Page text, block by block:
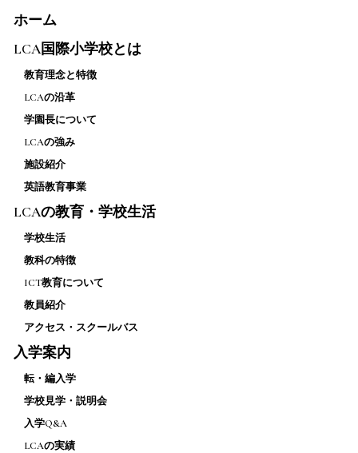
ホーム
LCA国際小学校とは
教育理念と特徴
LCAの沿革
学園長について
LCAの強み
施設紹介
英語教育事業
LCAの教育・学校生活
学校生活
教科の特徴
ICT教育について
教員紹介
アクセス・スクールバス
入学案内
転・編入学
学校見学・説明会
入学Q&A
LCAの実績